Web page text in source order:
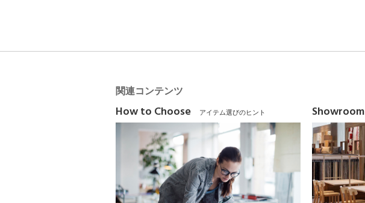
関連コンテンツ
How to Choose アイテム選びのヒント Showroom